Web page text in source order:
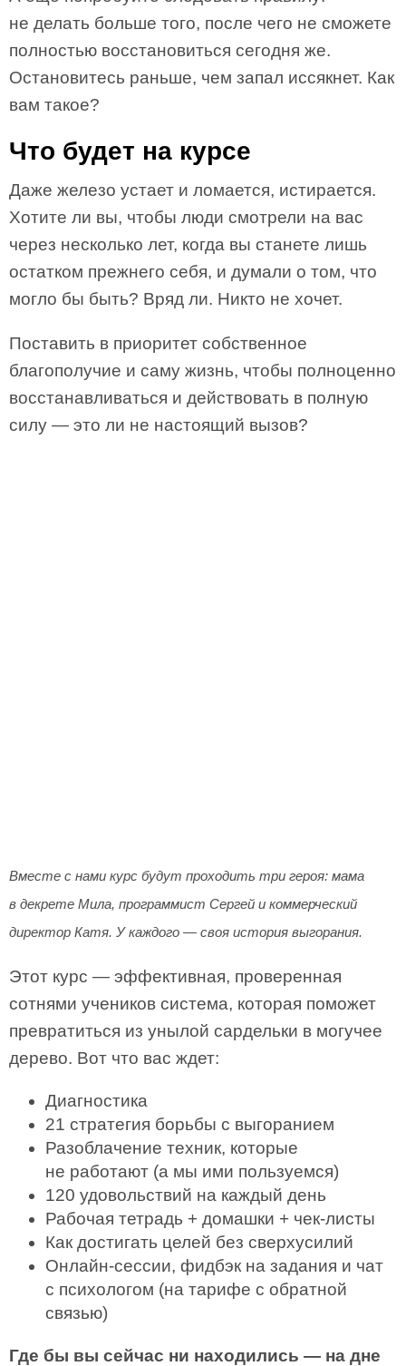
не делать больше того, после чего не сможете
полностью восстановиться сегодня же.
Остановитесь раньше, чем запал иссякнет. Как
вам такое?
Что будет на курсе
Даже железо устает и ломается, исти­рается.
Хотите ли вы, чтобы люди смотрели на вас
через несколько лет, когда вы станете лишь
остатком прежнего себя, и думали о том, что
могло бы быть? Вряд ли. Никто не хочет.
Поставить в приоритет собственное
благополучие и саму жизнь, чтобы полноценно
восстанавливаться и действовать в полную
силу — это ли не настоящий вызов?
Вместе с нами курс будут проходить три героя: мама
в декрете Мила, программист Сергей и коммерческий
директор Катя. У каждого — своя история выгорания.
Этот курс — эффективная, проверенная
сотнями учеников система, которая поможет
превратиться из унылой сардельки в могучее
дерево. Вот что вас ждет:
Диагностика
21 стратегия борьбы с выгоранием
Разоблачение техник, которые
не работают (а мы ими пользуемся)
120 удовольствий на каждый день
Рабочая тетрадь + домашки + чек-листы
Как достигать целей без сверхусилий
Онлайн-сессии, фидбэк на задания и чат
с психологом (на тарифе с обратной
связью)
Где бы вы сейчас ни находились — на дне